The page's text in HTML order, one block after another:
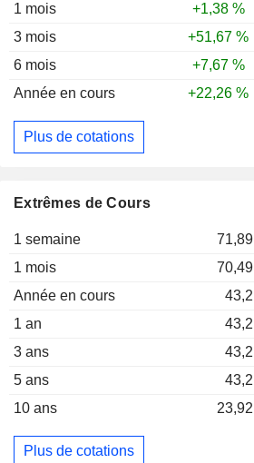
1 mois
+1,38 %
3 mois
+51,67 %
6 mois
+7,67 %
Année en cours
+22,26 %
Plus de cotations
Extrêmes de Cours
1 semaine 71,89
1 mois
70,49
Année en cours
43,2
1 an
43,2
3 ans
43,2
5 ans
43,2
10 ans
23,92
Plus de cotations